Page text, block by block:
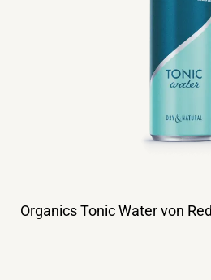
Organics Tonic Water von